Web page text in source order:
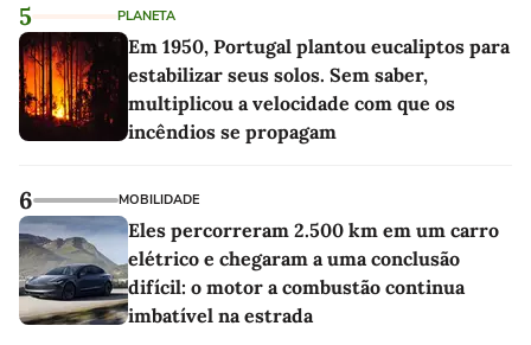
5 PLANETA
Em 1950, Portugal plantou eucaliptos para
estabilizar seus solos. Sem saber,
multiplicou a velocidade com que os
incêndios se propagam
6 MOBILIDADE
Eles percorreram 2.500 km em um carro
elétrico e chegaram a uma conclusão
difícil: o motor a combustão continua
imbatível na estrada